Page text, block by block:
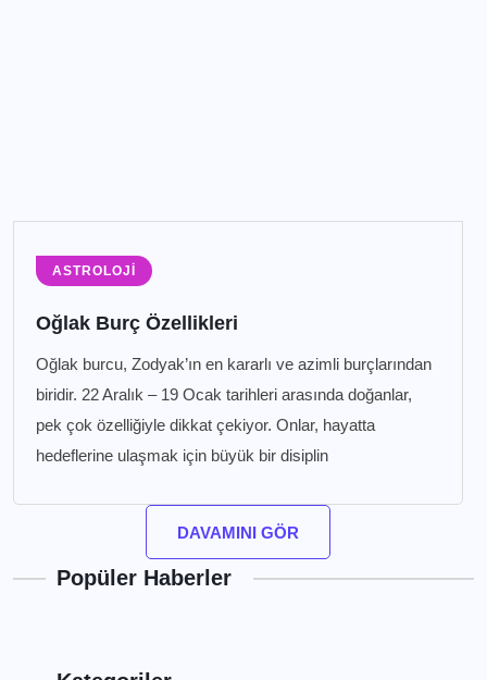
ASTROLOJI
Oğlak Burç Özellikleri
Oğlak burcu, Zodyak’ın en kararlı ve azimli burçlarından
biridir. 22 Aralık – 19 Ocak tarihleri arasında doğanlar,
pek çok özelliğiyle dikkat çekiyor. Onlar, hayatta
hedeflerine ulaşmak için büyük bir disiplin
DAVAMINI GÖR
Popüler Haberler